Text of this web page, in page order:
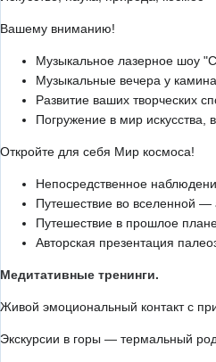
Вашему вниманию!
Музыкальное лазерное шоу
Музыкальные вечера у камина.
Развитие ваших творческих
Погружение в мир искусства,
Откройте для себя Мир космоса!
Непосредственное
Путешествие во вселенной —
Путешествие в прошлое
Авторская презентация
Медитативные тренинги.
Живой эмоциональный контакт с
Экскурсии в горы — термальный